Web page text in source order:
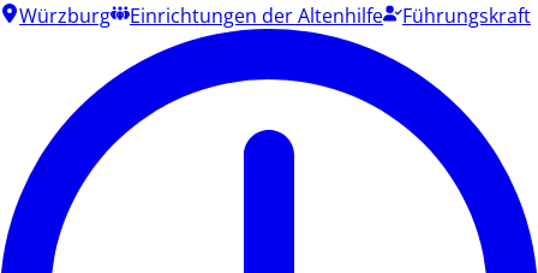
Würzburg
Einrichtungen der Altenhilfe Führungskraft